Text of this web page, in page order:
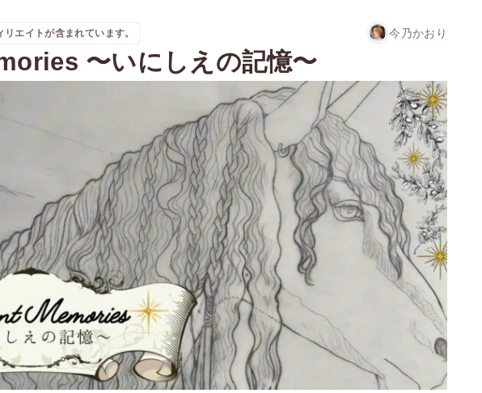
エイトが含まれています。 今乃かおり
〜いにしえの記憶〜